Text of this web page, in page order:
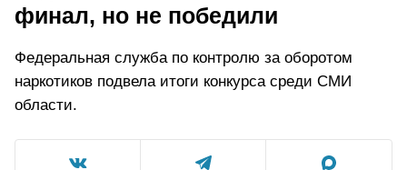
финал, но не победили
Федеральная служба по контролю за оборотом
наркотиков подвела итоги конкурса среди СМИ
области.